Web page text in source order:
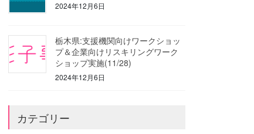
2024年12月6日
栃木県:支援機関向けワークショッ
プ＆企業向けリスキリングワーク
ショップ実施(11/28)
2024年12月6日
カテゴリー